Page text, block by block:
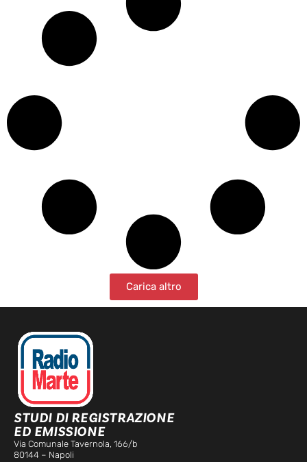
Carica altro
STUDI DI REGISTRAZIONE
ED EMISSIONE
Via Comunale Tavernola, 166/b
80144 – Napoli